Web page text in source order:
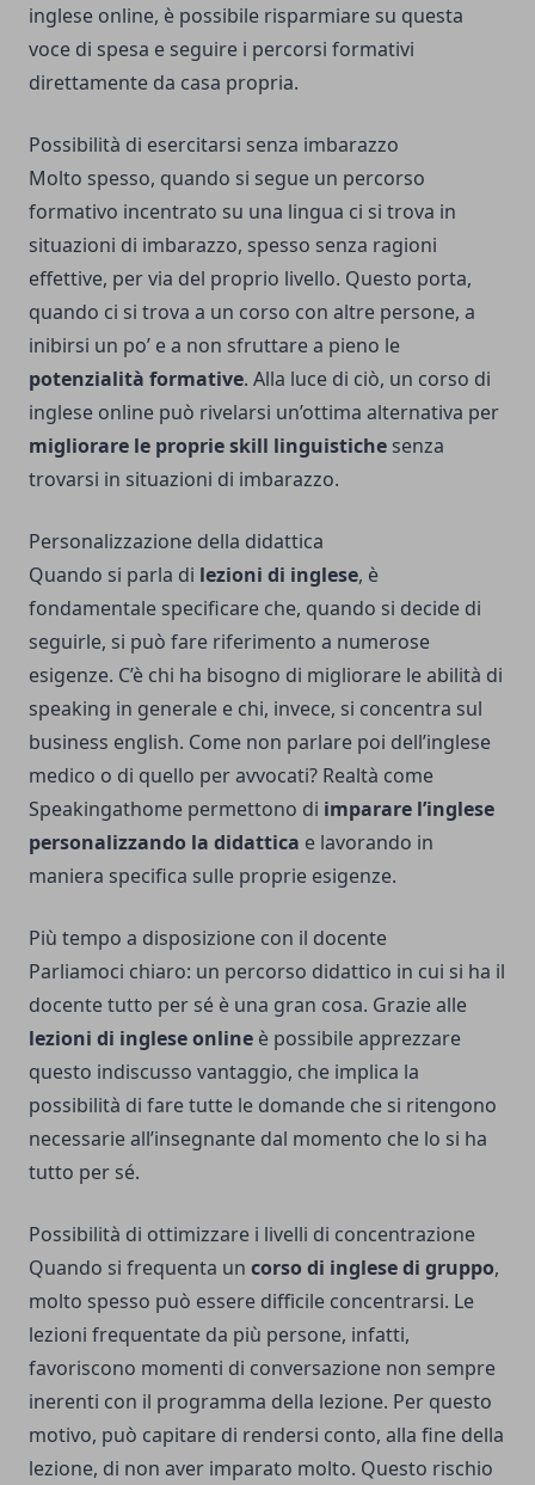
inglese online, è possibile risparmiare su questa
voce di spesa e seguire i percorsi formativi
direttamente da casa propria.
Possibilità di esercitarsi senza imbarazzo
Molto spesso, quando si segue un percorso
formativo incentrato su una lingua ci si trova in
situazioni di imbarazzo, spesso senza ragioni
effettive, per via del proprio livello. Questo porta,
quando ci si trova a un corso con altre persone, a
inibirsi un po’ e a non sfruttare a pieno le
potenzialità formative. Alla luce di ciò, un corso di
inglese online può rivelarsi un’ottima alternativa per
migliorare le proprie skill linguistiche senza
trovarsi in situazioni di imbarazzo.
Personalizzazione della didattica
Quando si parla di lezioni di inglese, è
fondamentale specificare che, quando si decide di
seguirle, si può fare riferimento a numerose
esigenze. C’è chi ha bisogno di migliorare le abilità di
speaking in generale e chi, invece, si concentra sul
business english. Come non parlare poi dell’inglese
medico o di quello per avvocati? Realtà come
Speakingathome permettono di imparare l’inglese
personalizzando la didattica e lavorando in
maniera specifica sulle proprie esigenze.
Più tempo a disposizione con il docente
Parliamoci chiaro: un percorso didattico in cui si ha il
docente tutto per sé è una gran cosa. Grazie alle
lezioni di inglese online è possibile apprezzare
questo indiscusso vantaggio, che implica la
possibilità di fare tutte le domande che si ritengono
necessarie all’insegnante dal momento che lo si ha
tutto per sé.
Possibilità di ottimizzare i livelli di concentrazione
Quando si frequenta un corso di inglese di gruppo,
molto spesso può essere difficile concentrarsi. Le
lezioni frequentate da più persone, infatti,
favoriscono momenti di conversazione non sempre
inerenti con il programma della lezione. Per questo
motivo, può capitare di rendersi conto, alla fine della
lezione, di non aver imparato molto. Questo rischio